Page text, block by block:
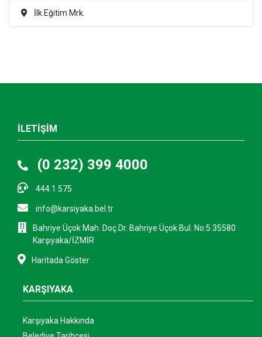
İlk.Eğitim Mrk.
İLETİŞİM
(0 232) 399 4000
444 1 575
info@karsiyaka.bel.tr
Bahriye Üçok Mah. Doç.Dr. Bahriye Üçok Bul. No:5 35580
Karşıyaka/İZMİR
Haritada Göster
KARŞIYAKA
Karşıyaka Hakkında